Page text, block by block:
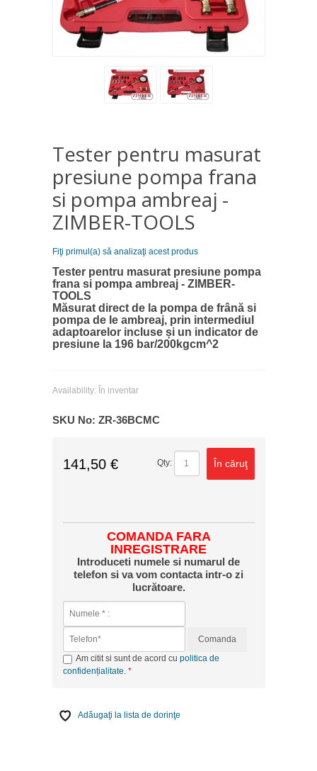
Tester pentru masurat
presiune pompa frana
si pompa ambreaj -
ZIMBER-TOOLS
Fiţi primul(a) să analizaţi acest produs
Tester pentru masurat presiune pompa
frana si pompa ambreaj - ZIMBER-
TOOLS
Măsurat direct de la pompa de frână si
pompa de le ambreaj, prin intermediul
adaptoarelor incluse și un indicator de
presiune la 196 bar/200kgcm^2
Availability: În inventar
SKU No: ZR-36BCMC
141,50 € Qty: În căruţ
COMANDA FARA
INREGISTRARE
Introduceti numele si numarul de
telefon si va vom contacta intr-o zi
lucrătoare.
Comanda
Am citit si sunt de acord cu politica de
confidențialitate.
Adăugaţi la lista de dorinţe